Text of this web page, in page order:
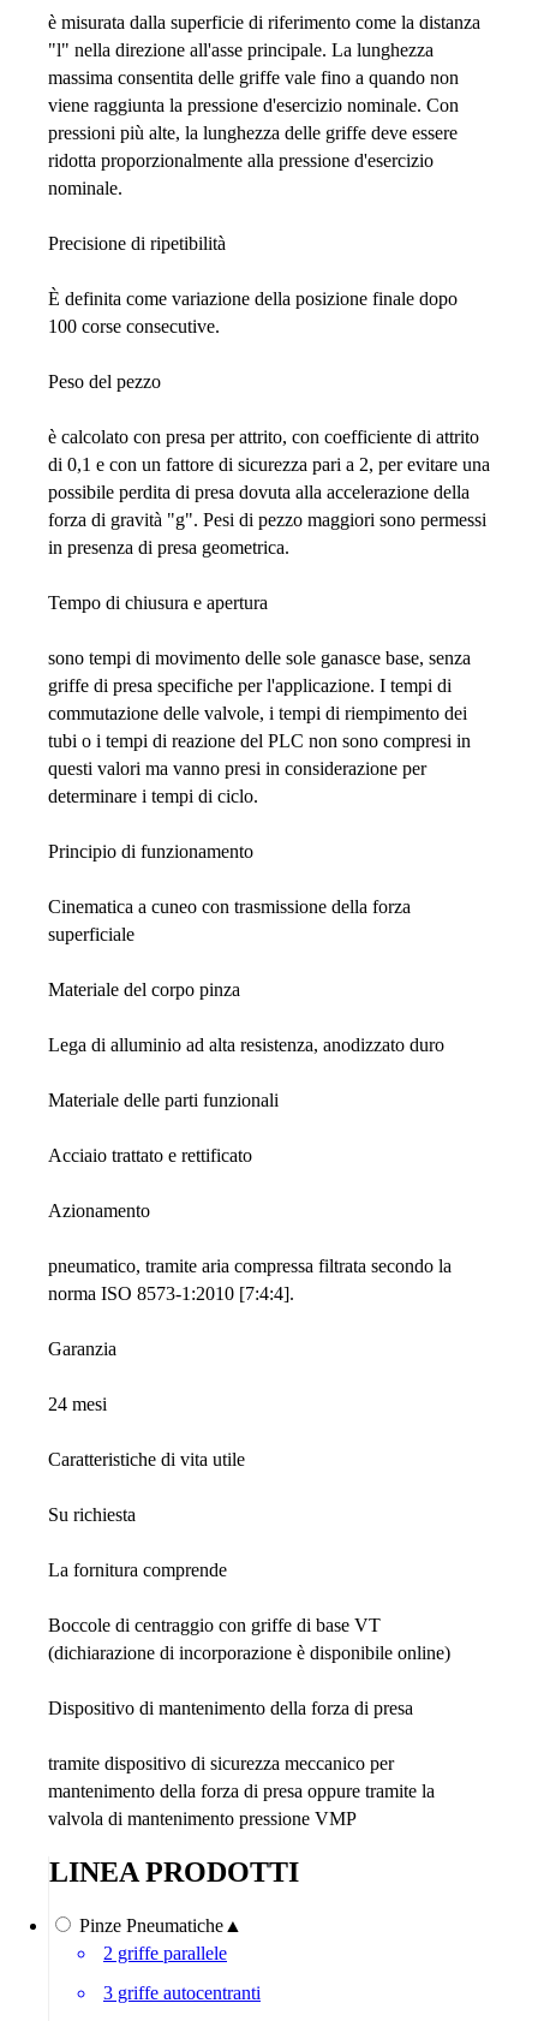
è misurata dalla superficie di riferimento come la distanza
"l" nella direzione all'asse principale. La lunghezza
massima consentita delle griffe vale fino a quando non
viene raggiunta la pressione d'esercizio nominale. Con
pressioni più alte, la lunghezza delle griffe deve essere
ridotta proporzionalmente alla pressione d'esercizio
nominale.
Precisione di ripetibilità
È definita come variazione della posizione finale dopo
100 corse consecutive.
Peso del pezzo
è calcolato con presa per attrito, con coefficiente di attrito
di 0,1 e con un fattore di sicurezza pari a 2, per evitare una
possibile perdita di presa dovuta alla accelerazione della
forza di gravità "g". Pesi di pezzo maggiori sono permessi
in presenza di presa geometrica.
Tempo di chiusura e apertura
sono tempi di movimento delle sole ganasce base, senza
griffe di presa specifiche per l'applicazione. I tempi di
commutazione delle valvole, i tempi di riempimento dei
tubi o i tempi di reazione del PLC non sono compresi in
questi valori ma vanno presi in considerazione per
determinare i tempi di ciclo.
Principio di funzionamento
Cinematica a cuneo con trasmissione della forza
superficiale
Materiale del corpo pinza
Lega di alluminio ad alta resistenza, anodizzato duro
Materiale delle parti funzionali
Acciaio trattato e rettificato
Azionamento
pneumatico, tramite aria compressa filtrata secondo la
norma ISO 8573-1:2010 [7:4:4].
Garanzia
24 mesi
Caratteristiche di vita utile
Su richiesta
La fornitura comprende
Boccole di centraggio con griffe di base VT
(dichiarazione di incorporazione è disponibile online)
Dispositivo di mantenimento della forza di presa
tramite dispositivo di sicurezza meccanico per
mantenimento della forza di presa oppure tramite la
valvola di mantenimento pressione VMP
LINEA PRODOTTI
Pinze Pneumatiche ▲
2 griffe parallele
3 griffe autocentranti